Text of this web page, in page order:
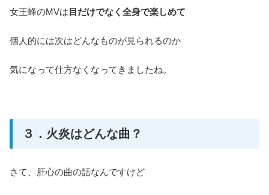
女王蜂のMVは 目だけでなく全身で楽しめて
個人的には次はどんなものが見られるのか
気になって仕方なくなってきましたね。
３．火炎はどんな曲？
さて、肝心の曲の話なんですけど